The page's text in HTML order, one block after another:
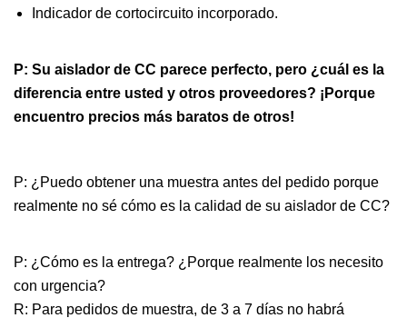
Indicador de cortocircuito incorporado.
P: Su aislador de CC parece perfecto, pero ¿cuál es la
diferencia entre usted y otros proveedores? ¡Porque
encuentro precios más baratos de otros!
P: ¿Puedo obtener una muestra antes del pedido porque
realmente no sé cómo es la calidad de su aislador de CC?
P: ¿Cómo es la entrega? ¿Porque realmente los necesito
con urgencia?
R: Para pedidos de muestra, de 3 a 7 días no habrá